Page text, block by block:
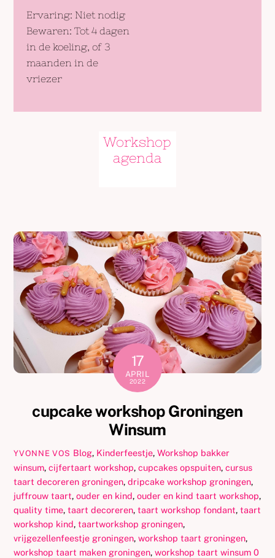
Ervaring: Niet nodig
Bewaren: Tot 4 dagen
in de koeling, of 3
maanden in de
vriezer
Workshop
agenda
17
APRIL
2022
cupcake workshop Groningen
Winsum
YVONNE VOS Blog, Kinderfeestje, Workshop bakker
winsum,cijfertaart workshop,cupcakes opspuiten,cursus
taart decoreren groningen,dripcake workshop groningen,
juffrouw taart,ouder en kind,ouder en kind taart workshop,
quality time,taart decoreren,taart workshop fondant,taart
workshop kind,taartworkshop groningen,
vrijgezellenfeestje groningen,workshop taart groningen,
workshop taart maken groningen,workshop taart winsum 0